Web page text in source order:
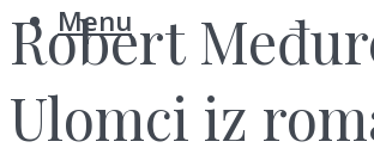
Menu
Robert
Ulomci iz